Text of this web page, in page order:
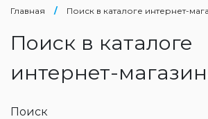
Главная / Поиск в каталоге интернет-
Поиск в каталоге
интернет-
Поиск